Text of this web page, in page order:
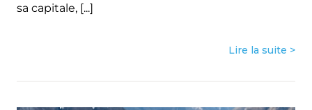
sa capitale, [...]
Lire la suite >